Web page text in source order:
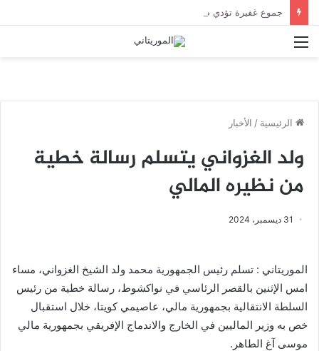
القائمة
الرئيسية / الأخبار
ولد الغزواني يتسلم رسالة خطية
من نظيره المالي
31 ديسمبر، 2024
الموريتاني : تسلم رئيس الجمهورية محمد ولد الشيخ الغزواني، مساء
امس الإثنين بالقصر الرئاسي في نواكشوط، رسالة خطية من رئيس
السلطة الانتقالية بجمهورية مالي، عاصيمي كويتا، خلال استقبال
خص به وزير الماليين في الخارج والاندماج الإفريقي بجمهورية مالي
موسى آغ الطاهر.